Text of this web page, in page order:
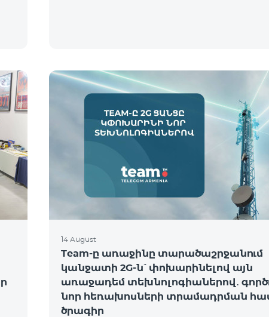
14 August
Team-ը առաջինը տարածաշրջանում
կանջատի 2G-ն՝ փոխարինելով այն
առաջադեմ տեխնոլոգիաներով․
նոր հեռախոսների տրամադրման
ծրագիր